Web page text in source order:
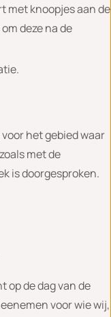
met knoopjes aan de
deze na de
het gebied waar
met de
is doorgesproken.
op de dag van de
voor wie wij,